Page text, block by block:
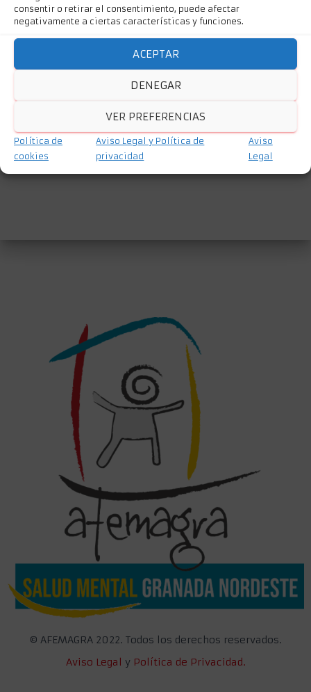
consentir o retirar el consentimiento, puede afectar
negativamente a ciertas características y funciones.
ACEPTAR
DENEGAR
VER PREFERENCIAS
Política de
cookies
Aviso Legal y Política de
privacidad
Aviso
Legal
Curso de Dibujo y Pintura
AFEMAGRA SALUD MENTAL GRANADA NORDESTE en Baza se
convertirá en un estudio de dibujo y pintura durante los
meses de enero, febrero y marzo. A modo de introducción
capacidades individuales del alumnado, se desarrollarán
PorAFEMAGRA SALUD MENTAL GRANADA NORDESTE, hace
años
© AFEMAGRA 2022. Todos los derechos reservados.
Aviso Legal y Política de Privacidad.